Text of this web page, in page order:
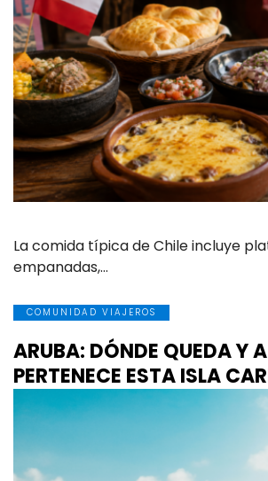
La comida típica de Chile incluye
empanadas,…
COMUNIDAD VIAJEROS
ARUBA: DÓNDE QUEDA Y
PERTENECE ESTA ISLA